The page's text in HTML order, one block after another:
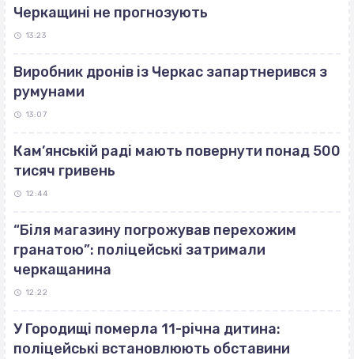
Черкащині не прогнозують
13:23
Виробник дронів із Черкас запартнерився з
румунами
13:07
Кам’янській раді мають повернути понад 500
тисяч гривень
12:44
“Біля магазину погрожував перехожим
гранатою”: поліцейські затримали
черкащанина
12:22
У Городищі померла 11-річна дитина:
поліцейські встановлюють обставини